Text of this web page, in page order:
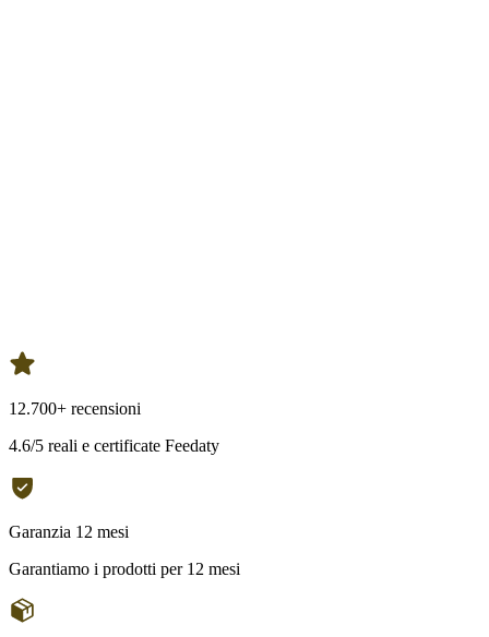
12.700+ recensioni
4.6/5 reali e certificate Feedaty
Garanzia 12 mesi
Garantiamo i prodotti per 12 mesi